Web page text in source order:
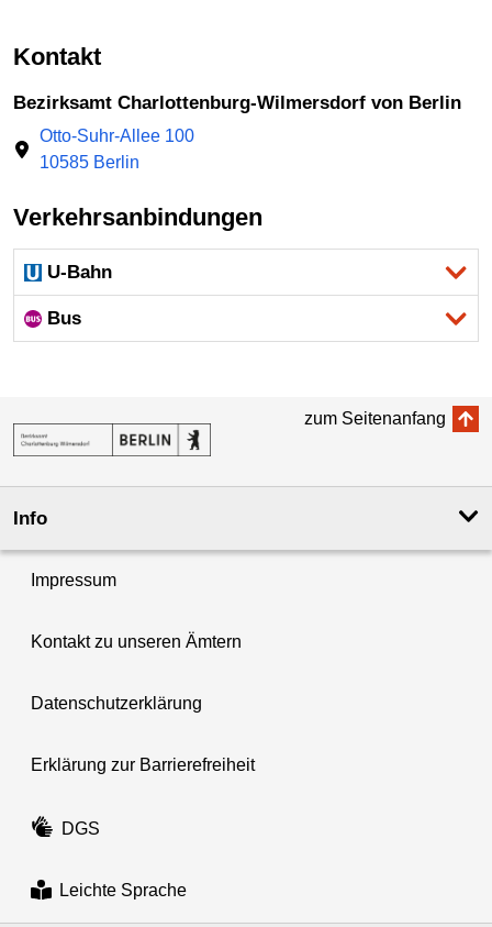
Kontakt
Bezirksamt Charlottenburg-Wilmersdorf von Berlin
Otto-Suhr-Allee 100
10585 Berlin
Verkehrsanbindungen
U-Bahn
Bus
zum Seitenanfang
Info
Impressum
Kontakt zu unseren Ämtern
Datenschutzerklärung
Erklärung zur Barrierefreiheit
DGS
Leichte Sprache